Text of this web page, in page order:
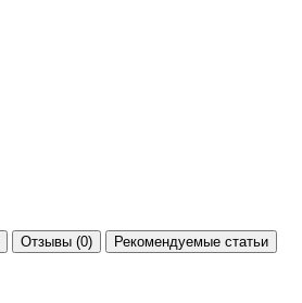
Отзывы (0) Рекомендуемые статьи